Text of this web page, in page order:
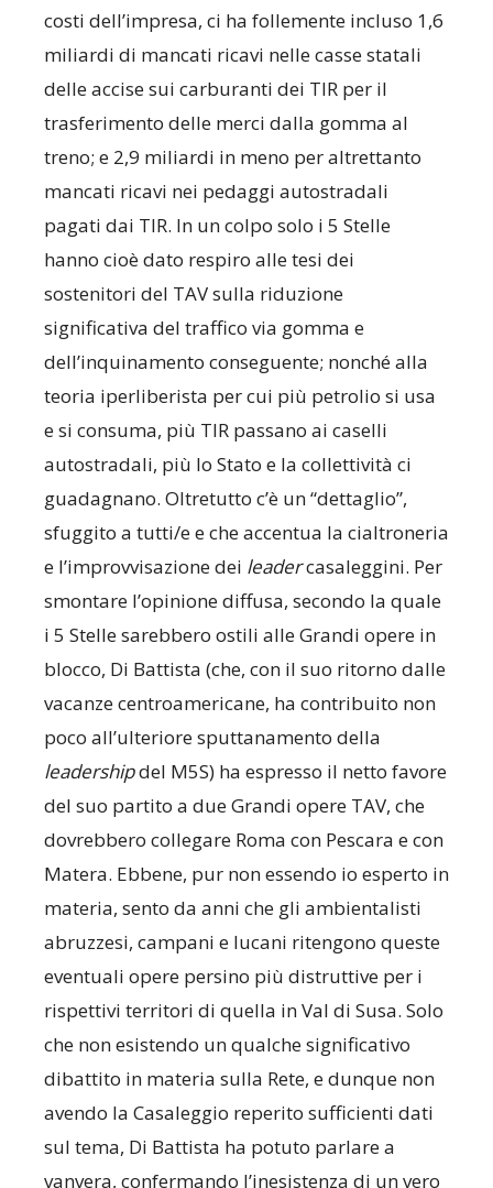
costi dell’impresa, ci ha follemente incluso 1,6
miliardi di mancati ricavi nelle casse statali
delle accise sui carburanti dei TIR per il
trasferimento delle merci dalla gomma al
treno; e 2,9 miliardi in meno per altrettanto
mancati ricavi nei pedaggi autostradali
pagati dai TIR. In un colpo solo i 5 Stelle
hanno cioè dato respiro alle tesi dei
sostenitori del TAV sulla riduzione
significativa del traffico via gomma e
dell’inquinamento conseguente; nonché alla
teoria iperliberista per cui più petrolio si usa
e si consuma, più TIR passano ai caselli
autostradali, più lo Stato e la collettività ci
guadagnano. Oltretutto c’è un “dettaglio”,
sfuggito a tutti/e e che accentua la cialtroneria
e l’improvvisazione dei leadercasaleggini. Per
smontare l’opinione diffusa, secondo la quale
i 5 Stelle sarebbero ostili alle Grandi opere in
blocco, Di Battista (che, con il suo ritorno dalle
vacanze centroamericane, ha contribuito non
poco all’ulteriore sputtanamento della
leadershipdel M5S) ha espresso il netto favore
del suo partito a due Grandi opere TAV, che
dovrebbero collegare Roma con Pescara e con
Matera. Ebbene, pur non essendo io esperto in
materia, sento da anni che gli ambientalisti
abruzzesi, campani e lucani ritengono queste
eventuali opere persino più distruttive per i
rispettivi territori di quella in Val di Susa. Solo
che non esistendo un qualche significativo
dibattito in materia sulla Rete, e dunque non
avendo la Casaleggio reperito sufficienti dati
sul tema, Di Battista ha potuto parlare a
vanvera, confermando l’inesistenza di un vero